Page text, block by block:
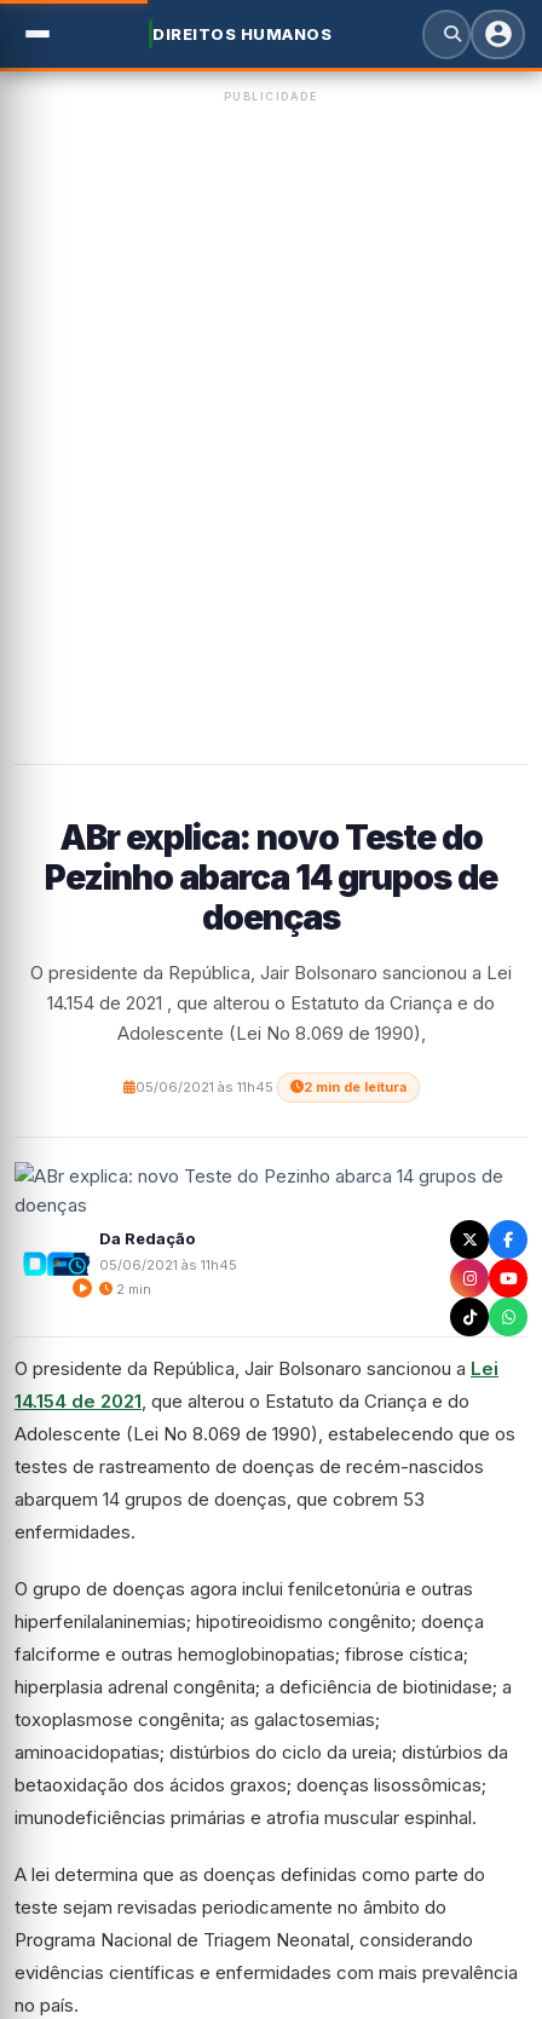
DIREITOS HUMANOS
PUBLICIDADE
ABr explica: novo Teste do
Pezinho abarca 14 grupos de
doenças
O presidente da República, Jair Bolsonaro sancionou a Lei
14.154 de 2021 , que alterou o Estatuto da Criança e do
Adolescente (Lei No 8.069 de 1990),
05/06/2021 às 11h45 2 min de leitura
Da Redação
05/06/2021 às 11h45
2 min
O presidente da República, Jair Bolsonaro sancionou a Lei
14.154 de 2021, que alterou o Estatuto da Criança e do
Adolescente (Lei No 8.069 de 1990), estabelecendo que os
testes de rastreamento de doenças de recém-nascidos
abarquem 14 grupos de doenças, que cobrem 53
enfermidades.
O grupo de doenças agora inclui fenilcetonúria e outras
hiperfenilalaninemias; hipotireoidismo congênito; doença
falciforme e outras hemoglobinopatias; fibrose cística;
hiperplasia adrenal congênita; a deficiência de biotinidase; a
toxoplasmose congênita; as galactosemias;
aminoacidopatias; distúrbios do ciclo da ureia; distúrbios da
betaoxidação dos ácidos graxos; doenças lisossômicas;
imunodeficiências primárias e atrofia muscular espinhal.
A lei determina que as doenças definidas como parte do
teste sejam revisadas periodicamente no âmbito do
Programa Nacional de Triagem Neonatal, considerando
evidências científicas e enfermidades com mais prevalência
no país.